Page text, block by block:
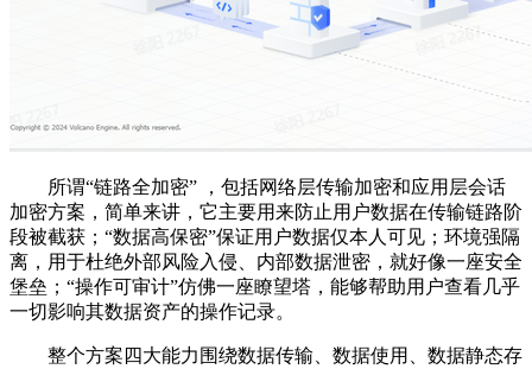
所谓“链路全加密” ，包括网络层传输加密和应用层会话
加密方案，简单来讲，它主要用来防止用户数据在传输链路阶
段被截获；“数据高保密”保证用户数据仅本人可见；环境强隔
离，用于杜绝外部风险入侵、内部数据泄密，就好像一座安全
堡垒；“操作可审计”仿佛一座瞭望塔，能够帮助用户查看几乎
一切影响其数据资产的操作记录。
整个方案四大能力围绕数据传输、数据使用、数据静态存